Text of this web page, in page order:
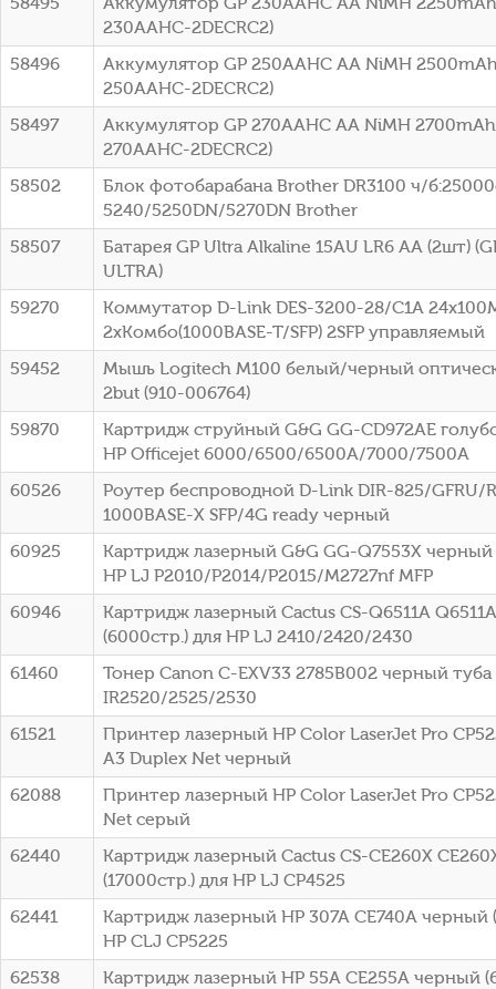
230AAHC-2DECRC2)
58496
Аккумулятор GP 250AAHC AA NiMH
250AAHC-2DECRC2)
58497
Аккумулятор GP 270AAHC AA NiMH
270AAHC-2DECRC2)
58502
Блок фотобарабана Brother DR3100 ч/
5240/5250DN/5270DN Brother
58507
Батарея GP Ultra Alkaline 15AU LR6 AA (2шт)
ULTRA)
59270
Коммутатор D-Link DES-3200-28/C1A
2xКомбо(1000BASE-T/SFP) 2SFP управляемый
59452
Мышь Logitech M100 белый/черный
2but (910-006764)
59870
Картридж струйный G&G GG-CD972AE
HP Officejet 6000/6500/6500A/7000/7500A
60526
Роутер беспроводной D-Link DIR-825/GFRU/
1000BASE-X SFP/4G ready черный
60925
Картридж лазерный G&G GG-Q7553X черный
HP LJ P2010/P2014/P2015/M2727nf MFP
60946
Картридж лазерный Cactus CS-Q6511A
(6000стр.) для HP LJ 2410/2420/2430
61460
Тонер Canon C-EXV33 2785B002 черный
IR2520/2525/2530
61521
Принтер лазерный HP Color LaserJet Pro
A3 Duplex Net черный
62088
Принтер лазерный HP Color LaserJet Pro
Net серый
62440
Картридж лазерный Cactus CS-CE260X
(17000стр.) для HP LJ CP4525
62441
Картридж лазерный HP 307A CE740A черный
HP CLJ CP5225
62538
Картридж лазерный HP 55A CE255A черный